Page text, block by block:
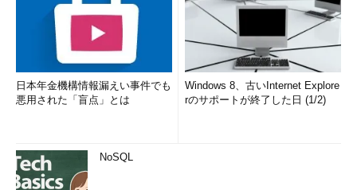
日本年金機構情報漏えい事件でも
悪用された「盲点」とは
Windows 8、古いInternet Explore
rのサポートが終了した日 (1/2)
NoSQL